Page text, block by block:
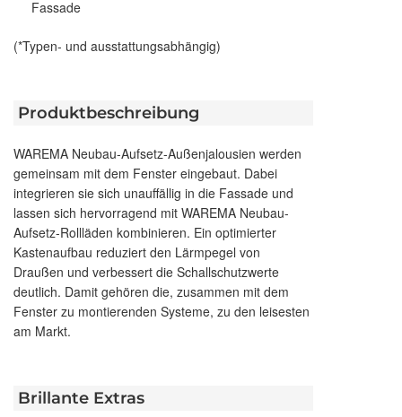
Fassade
(*Typen- und ausstattungsabhängig)
Produktbeschreibung
WAREMA Neubau-Aufsetz-Außenjalousien werden
gemeinsam mit dem Fenster eingebaut. Dabei
integrieren sie sich unauffällig in die Fassade und
lassen sich hervorragend mit WAREMA Neubau-
Aufsetz-Rollläden kombinieren. Ein optimierter
Kastenaufbau reduziert den Lärmpegel von
Draußen und verbessert die Schallschutzwerte
deutlich. Damit gehören die, zusammen mit dem
Fenster zu montierenden Systeme, zu den leisesten
am Markt.
Brillante Extras